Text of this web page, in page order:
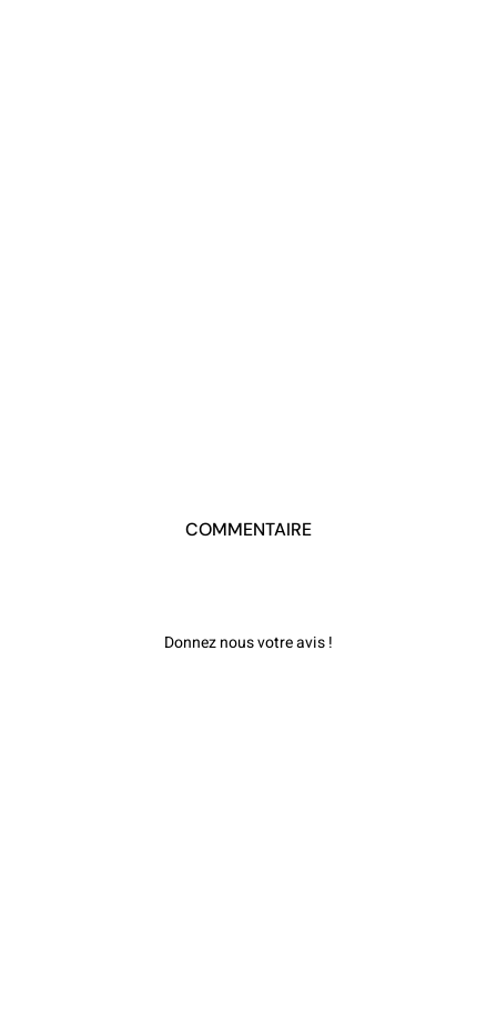
COMMENTAIRE
Donnez nous votre avis !